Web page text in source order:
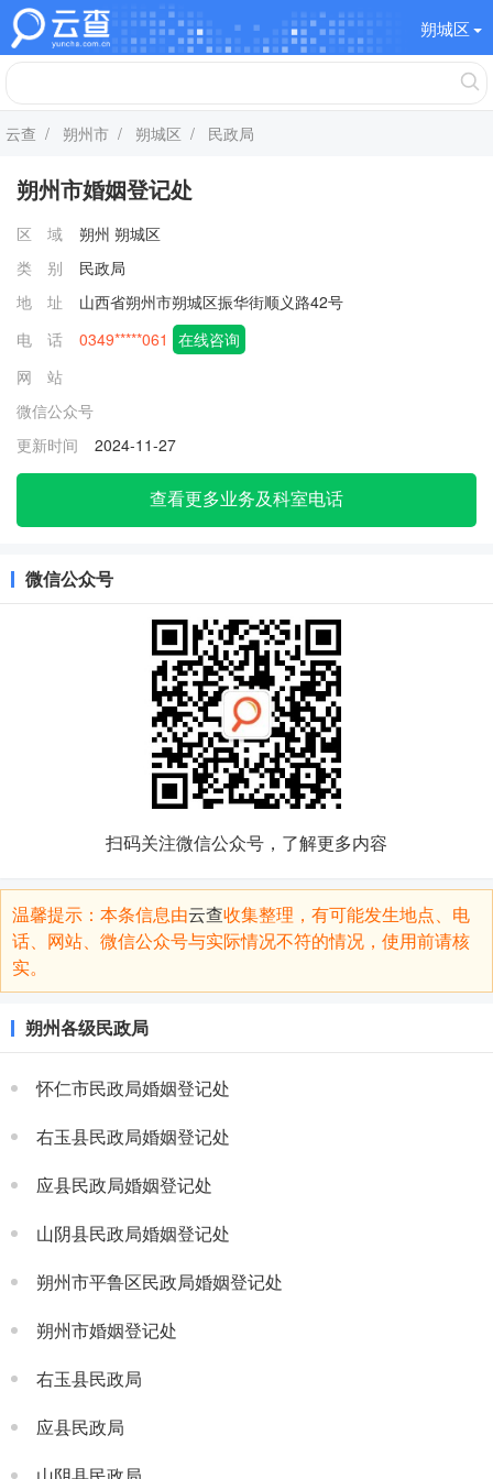
朔城区
云查 / 朔州市 / 朔城区 / 民政局
朔州市婚姻登记处
区 域 朔州 朔城区
类 别
民政局
地 址
山西省朔州市朔城区振华街顺义路42号
电 话
0349*****061 在线咨询
网 站
微信公众号
更新时间
2024-11-27
查看更多业务及科室电话
微信公众号
扫码关注微信公众号，了解更多内容
温馨提示：本条信息由云查收集整理，有可能发生地点、电
话、网站、微信公众号与实际情况不符的情况，使用前请核
实。
朔州各级民政局
怀仁市民政局婚姻登记处
右玉县民政局婚姻登记处
应县民政局婚姻登记处
山阴县民政局婚姻登记处
朔州市平鲁区民政局婚姻登记处
朔州市婚姻登记处
右玉县民政局
应县民政局